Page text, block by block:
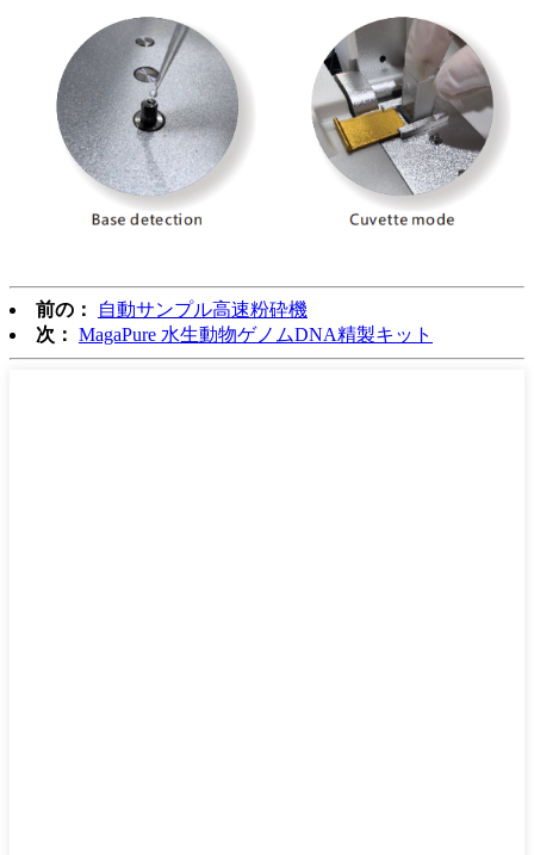
前の：
自動サンプル高速粉砕機
次： MagaPure 水生動物ゲノムDNA精製キット